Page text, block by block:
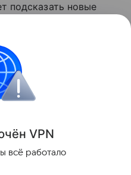
подсказать новые
раскрыто, когда
на типы.
ён VPN
всё работало